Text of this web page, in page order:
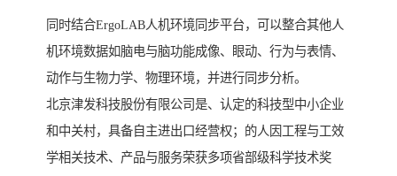
同时结合ErgoLAB人机环境同步平台，可以整合其他人
机环境数据如脑电与脑功能成像、眼动、行为与表情、
动作与生物力学、物理环境，并进行同步分析。
北京津发科技股份有限公司是、认定的科技型中小企业
和中关村，具备自主进出口经营权；的人因工程与工效
学相关技术、产品与服务荣获多项省部级科学技术奖